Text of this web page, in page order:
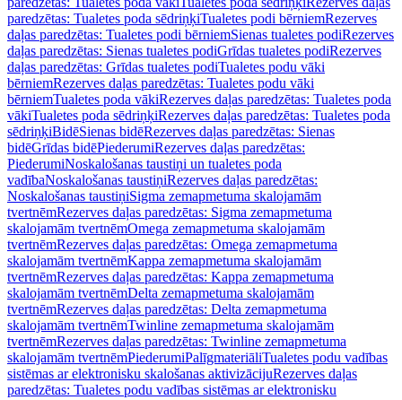
paredzētas: Tualetes poda sēdriņķiTualetes podi bērniemRezerves
daļas paredzētas: Tualetes podi bērniemSienas tualetes podiRezerves
daļas paredzētas: Sienas tualetes podiGrīdas tualetes podiRezerves
daļas paredzētas: Grīdas tualetes podiTualetes podu vāki
bērniemRezerves daļas paredzētas: Tualetes podu vāki
bērniemTualetes poda vākiRezerves daļas paredzētas: Tualetes poda
vākiTualetes poda sēdriņķiRezerves daļas paredzētas: Tualetes poda
sēdriņķiBidēSienas bidēRezerves daļas paredzētas: Sienas
bidēGrīdas bidēPiederumiRezerves daļas paredzētas:
PiederumiNoskalošanas taustiņi un tualetes poda
vadībaNoskalošanas taustiņiRezerves daļas paredzētas:
Noskalošanas taustiņiSigma zemapmetuma skalojamām
tvertnēmRezerves daļas paredzētas: Sigma zemapmetuma
skalojamām tvertnēmOmega zemapmetuma skalojamām
tvertnēmRezerves daļas paredzētas: Omega zemapmetuma
skalojamām tvertnēmKappa zemapmetuma skalojamām
tvertnēmRezerves daļas paredzētas: Kappa zemapmetuma
skalojamām tvertnēmDelta zemapmetuma skalojamām
tvertnēmRezerves daļas paredzētas: Delta zemapmetuma
skalojamām tvertnēmTwinline zemapmetuma skalojamām
tvertnēmRezerves daļas paredzētas: Twinline zemapmetuma
skalojamām tvertnēmPiederumiPalīgmateriāliTualetes podu vadības
sistēmas ar elektronisku skalošanas aktivizācijuRezerves daļas
paredzētas: Tualetes podu vadības sistēmas ar elektronisku